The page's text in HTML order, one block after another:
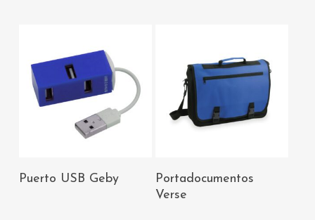
AÑADIR AL
CARRITO
Puerto USB Geby
AÑADIR AL
Portadocumentos
Verse